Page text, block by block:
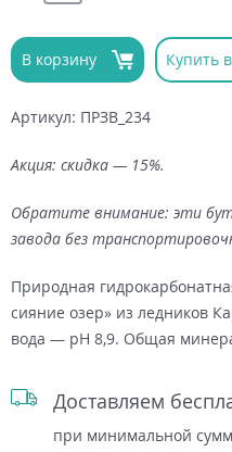
В корзину Купить
Артикул: ПРЗВ_234
Акция: скидка — 15%.
Обратите внимание: эти
завода без
Природная
сияние озер» из ледников
вода — рН 8,9. Общая
Доставляем
при минимальной